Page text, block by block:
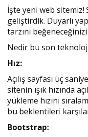
İşte yeni web
geliştirdik. Duyarlı
tarzını
Nedir bu son
Hız:
Açılış sayfası üç
sitenin ışık hızında
yükleme hızını
bu beklentileri
Bootstrap: